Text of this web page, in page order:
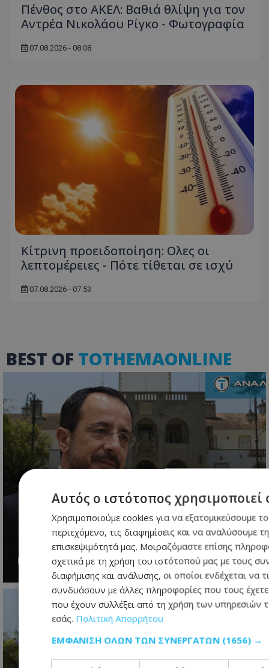
Πένθος στο ΑΚΕΛ: Βαθιά θλίψη για τον
Αντρέα Νικολάου Ρίγκο - Φωτογραφία
07.08.2026 - 08:08
Κίτρινη προειδοποίηση: Ολες οι
λεπτομέρειες - Πότε τίθεται σε ισχύ
07.08.2026 - 07:53
BEST OF TOTHEMAONLINE
Το restart Χριστοδουλίδη: Η
τελευταία ευκαιρία πριν από τη
μεγάλη πολιτική μάχη του 2028
07.08.2026 - 06:21
Αυτός ο ιστότοπος χρησιμοποιεί
Χρησιμοποιούμε cookies για να εξατομικεύσουμε το
περιεχόμενο, τις διαφημίσεις και να αναλύσουμε
επισκεψιμότητά μας. Μοιραζόμαστε επίσης
σχετικά με τη χρήση του ιστότοπού μας με τους
διαφήμισης και ανάλυσης, οι οποίοι ενδέχεται να
συνδυάσουν με άλλες πληροφορίες που τους
που έχουν συλλέξει από τη χρήση των υπηρεσιών
εσάς. Πολιτική Απορρήτου
ΕΜΦΆΝΙΣΗ ΌΛΩΝ ΤΩΝ ΣΥΝΕΡΓΑΤΏΝ (1656) →